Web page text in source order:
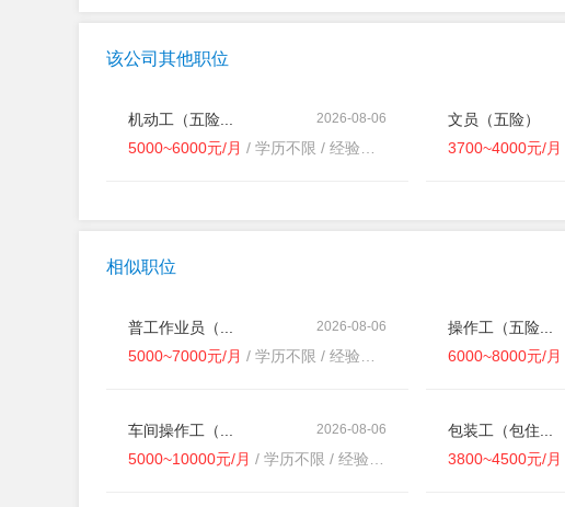
该公司其他职位
2026-08-06
机动工（五险...
5000~6000元/月 / 学历不限 / 经验不限
文员（五险）
3700~4000元/月
相似职位
2026-08-06
普工作业员（...
5000~7000元/月 / 学历不限 / 经验不限
操作工（五险...
6000~8000元/月
2026-08-06
车间操作工（...
5000~10000元/月 / 学历不限 / 经验不限
包装工（包住...
3800~4500元/月